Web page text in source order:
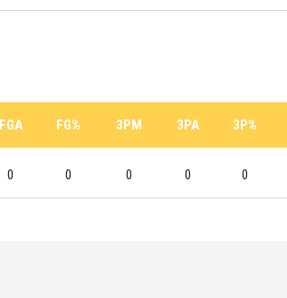
FGA FG% 3PM 3PA 3P%
0 0 0 0 0